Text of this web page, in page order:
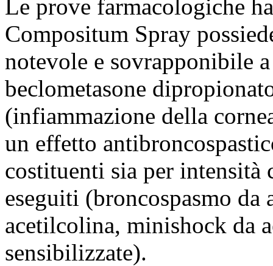
Le prove farmacologiche
Compositum Spray
notevole e sovrapponibile
beclometasone
(infiammazione della
un effetto
costituenti sia per intensità
eseguiti (broncospasmo
acetilcolina, minishock da
sensibilizzate).